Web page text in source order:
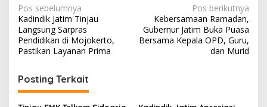
N
a
v
i
g
a
Pos sebelumnya
Kadindik Jatim Tinjau
Langsung Sarpras
Pendidikan di Mojokerto,
Pastikan Layanan Prima
Pos berikutnya
Kebersamaan Ramadan,
Gubernur Jatim Buka Puasa
Bersama Kepala OPD, Guru,
dan Murid
Posting Terkait